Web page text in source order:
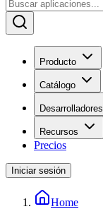
Producto
Catálogo
Desarrolladores
Recursos
Precios
Iniciar sesión
Home